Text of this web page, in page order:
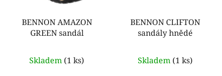
BENNON AMAZON
GREEN sandál
Skladem (1 ks)
BENNON CLIFTON
sandály hnědé
Skladem (1 ks)